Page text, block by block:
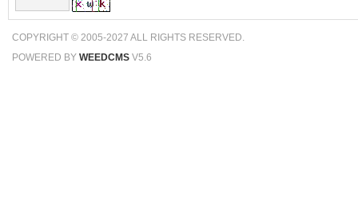
COPYRIGHT © 2005-2027 ALL RIGHTS RESERVED.
POWERED BY WEEDCMS V5.6